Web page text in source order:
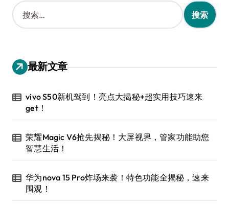
搜
索
：
最新文章
vivo S50新机驾到！亮点大揭秘+超实用技巧速来
get！
荣耀Magic V6抢先揭秘！大屏视界，管家功能助您
智慧生活！
华为nova 15 Pro炸场来袭！特色功能全揭秘，速来
围观！